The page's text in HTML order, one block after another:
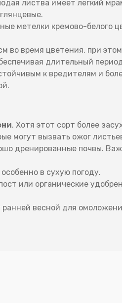
листва имеет легкий
метелки кремово-белого
во время цветения, при
длительный
к вредителям и
. Хотя этот сорт более
могут вызвать ожог
дренированные почвы.
в сухую погоду.
или органические
весной для